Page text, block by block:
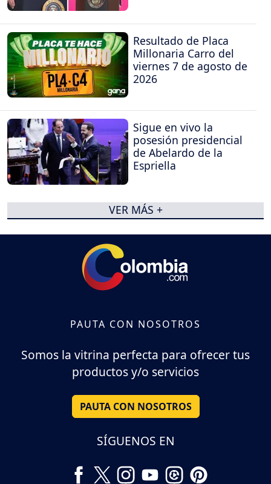
Resultado de Placa
Millonaria Carro del
viernes 7 de agosto de
2026
Sigue en vivo la
posesión presidencial
de Abelardo de la
Espriella
VER MÁS +
PAUTA CON NOSOTROS
Somos la vitrina perfecta para ofrecer tus
productos y/o servicios
PAUTA CON NOSOTROS
SÍGUENOS EN